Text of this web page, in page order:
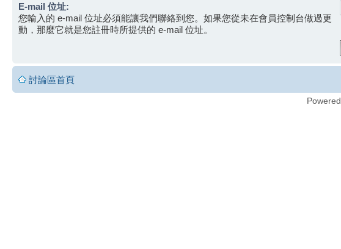
E-mail 位址:
您輸入的 e-mail 位址必須能讓我們聯絡到您。如果您從未在會員控制台做過更
動，那麼它就是您註冊時所提供的 e-mail 位址。
討論區首頁